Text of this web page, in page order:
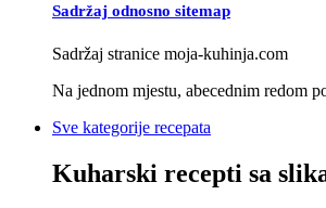
Sadržaj odnosno sitemap
Sadržaj stranice moja-kuhinja.com
Na jednom mjestu, abecednim redom
Sve kategorije recepata
Kuharski recepti sa